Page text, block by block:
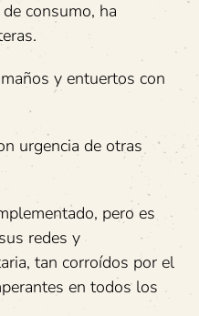
consumo, ha
y entuertos con
urgencia de otras
pero es
redes y
tan corroídos por el
en todos los